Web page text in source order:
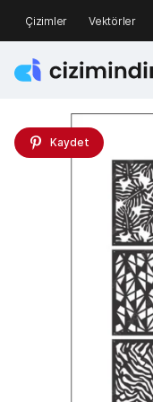
Çizimler Vektörler
Kaydet